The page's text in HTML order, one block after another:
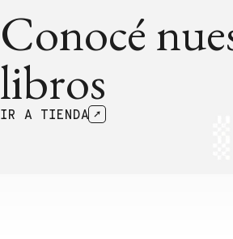
Conocé
libros
IR A TIENDA